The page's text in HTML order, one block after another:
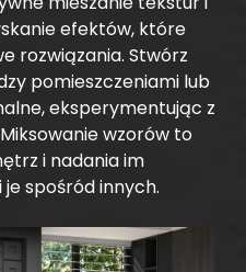
efektów, które
rozwiązania. Stwórz
pomieszczeniami lub
eksperymentując z
wzorów to
i nadania im
spośród innych.